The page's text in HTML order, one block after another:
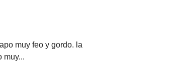
muy feo y gordo. la
muy...